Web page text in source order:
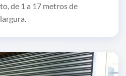
de 1 a 17 metros de
largura.